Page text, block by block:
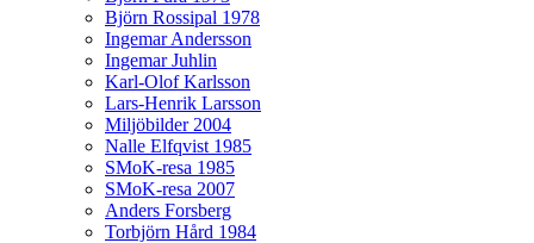
Björn Rossipal 1978
Ingemar Andersson
Ingemar Juhlin
Karl-Olof Karlsson
Lars-Henrik Larsson
Miljöbilder 2004
Nalle Elfqvist 1985
SMoK-resa 1985
SMoK-resa 2007
Anders Forsberg
Torbjörn Hård 1984